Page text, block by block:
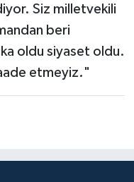
Siz milletvekili
beri
oldu siyaset oldu.
etmeyiz."